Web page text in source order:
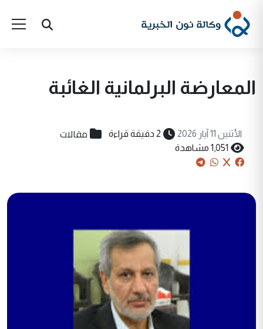
المعارضة البرلمانية الغائبة
الأثنين 11 آيار 2026 2 دقيقة قراءة مقالات
1,051 مشاهدة